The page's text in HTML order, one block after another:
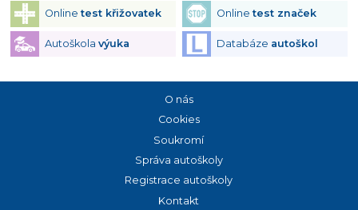
Onlinetest křižovatek Onlinetest značek
Autoškola výuka Databáze autoškol
O nás
Cookies
Soukromí
Správa autoškoly
Registrace autoškoly
Kontakt